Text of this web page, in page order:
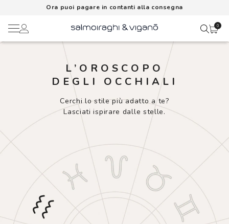
Ora puoi pagare in contanti alla consegna
0
Lenti a contatto
Occhiali da vista
Occhiali da sole
AI Glasses
Brand
In evidenza
Ciao,
Rubrica indirizzi
Metodi di pagamento
I miei ordini
Acquisto periodico
L’OROSCOPO
DEGLI OCCHIALI
Cerchi lo stile più adatto a te?
Lasciati ispirare dalle stelle.